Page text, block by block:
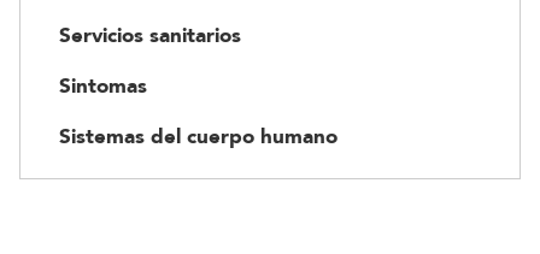
Servicios sanitarios
Sintomas
Sistemas del cuerpo humano